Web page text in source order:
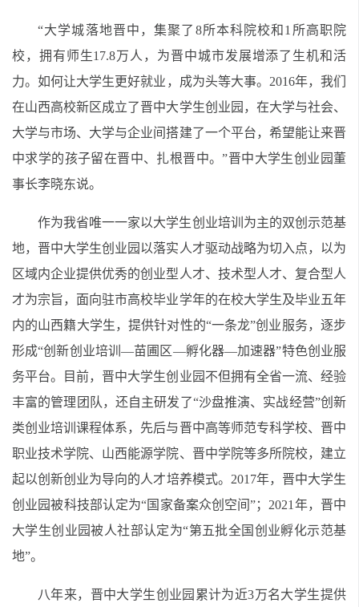
“大学城落地晋中，集聚了8所本科院校和1所高职院
校，拥有师生17.8万人，为晋中城市发展增添了生机和活
力。如何让大学生更好就业，成为头等大事。2016年，我们
在山西高校新区成立了晋中大学生创业园，在大学与社会、
大学与市场、大学与企业间搭建了一个平台，希望能让来晋
中求学的孩子留在晋中、扎根晋中。”晋中大学生创业园董
事长李晓东说。
作为我省唯一一家以大学生创业培训为主的双创示范基
地，晋中大学生创业园以落实人才驱动战略为切入点，以为
区域内企业提供优秀的创业型人才、技术型人才、复合型人
才为宗旨，面向驻市高校毕业学年的在校大学生及毕业五年
内的山西籍大学生，提供针对性的“一条龙”创业服务，逐步
形成“创新创业培训—苗圃区—孵化器—加速器”特色创业服
务平台。目前，晋中大学生创业园不但拥有全省一流、经验
丰富的管理团队，还自主研发了“沙盘推演、实战经营”创新
类创业培训课程体系，先后与晋中高等师范专科学校、晋中
职业技术学院、山西能源学院、晋中学院等多所院校，建立
起以创新创业为导向的人才培养模式。2017年，晋中大学生
创业园被科技部认定为“国家备案众创空间”；2021年，晋中
大学生创业园被人社部认定为“第五批全国创业孵化示范基
地”。
八年来，晋中大学生创业园累计为近3万名大学生提供